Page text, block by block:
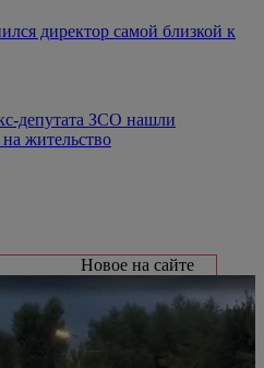
директор самой близкой к
депутата ЗСО нашли
жительство
Новое на сайте